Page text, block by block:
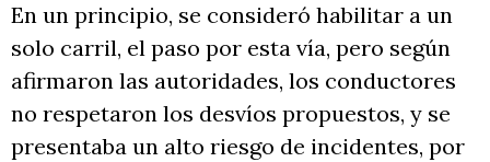
En un principio, se consideró habilitar a un
solo carril, el paso por esta vía, pero según
afirmaron las autoridades, los conductores
no respetaron los desvíos propuestos, y se
presentaba un alto riesgo de incidentes, por